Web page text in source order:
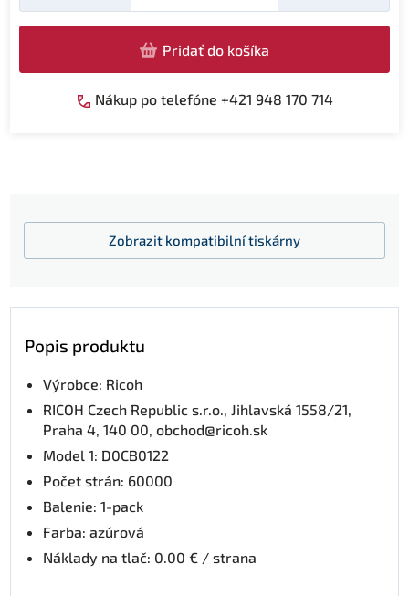
Pridať do košíka
Nákup po telefóne +421 948 170 714
Zobrazit kompatibilní tiskárny
Popis produktu
Výrobce: Ricoh
RICOH Czech Republic s.r.o., Jihlavská 1558/21,
Praha 4, 140 00, obchod@ricoh.sk
Model 1: D0CB0122
Počet strán: 60000
Balenie: 1-pack
Farba: azúrová
Náklady na tlač: 0.00 € / strana